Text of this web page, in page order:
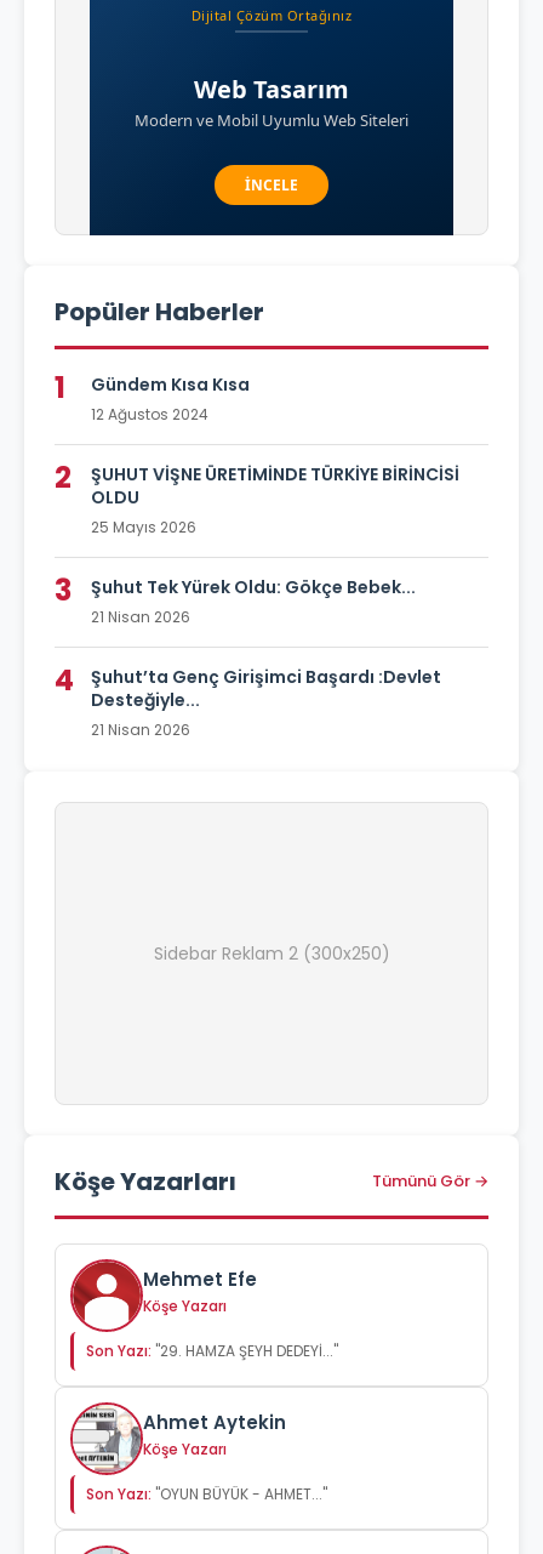
Popüler Haberler
1 Gündem Kısa Kısa
12 Ağustos 2024
2
ŞUHUT VİŞNE ÜRETİMİNDE TÜRKİYE BİRİNCİSİ
OLDU
25 Mayıs 2026
3 Şuhut Tek Yürek Oldu: Gökçe Bebek...
21 Nisan 2026
4
Şuhut’ta Genç Girişimci Başardı :Devlet
Desteğiyle...
21 Nisan 2026
Sidebar Reklam 2 (300x250)
Köşe Yazarları Tümünü Gör →
Mehmet Efe
Köşe Yazarı
Son Yazı: "29. HAMZA ŞEYH DEDEYİ..."
Ahmet Aytekin
Köşe Yazarı
Son Yazı: "OYUN BÜYÜK - AHMET..."